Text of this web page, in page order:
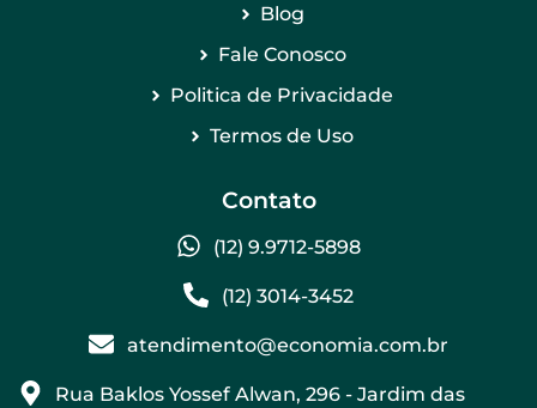
Blog
Fale Conosco
Politica de Privacidade
Termos de Uso
Contato
(12) 9.9712-5898
(12) 3014-3452
atendimento@economia.com.br
Rua Baklos Yossef Alwan, 296 - Jardim das